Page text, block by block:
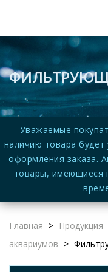
Уважаемые
наличию товара
оформления заказа.
товары, имеющиеся
Главная Продукция
аквариумов